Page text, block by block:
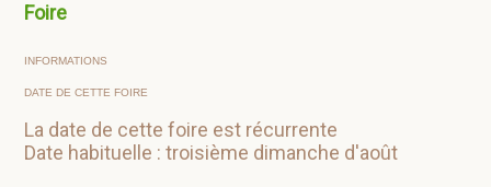
Foire
INFORMATIONS
DATE DE CETTE FOIRE
La date de cette foire est récurrente
Date habituelle : troisième dimanche d'août